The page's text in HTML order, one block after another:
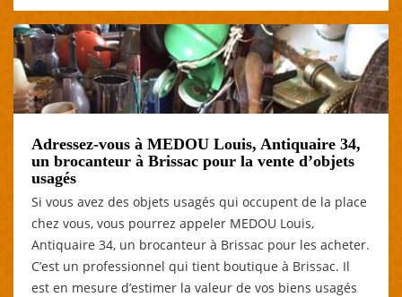
Adressez-vous à MEDOU Louis, Antiquaire 34,
un brocanteur à Brissac pour la vente d’objets
usagés
Si vous avez des objets usagés qui occupent de la place
chez vous, vous pourrez appeler MEDOU Louis,
Antiquaire 34, un brocanteur à Brissac pour les acheter.
C’est un professionnel qui tient boutique à Brissac. Il
est en mesure d’estimer la valeur de vos biens usagés